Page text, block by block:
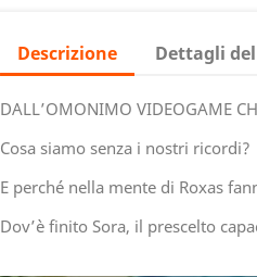
Descrizione Dettagli
DALL’OMONIMO VIDEOGAME
Cosa siamo senza i nostri ricordi?
E perché nella mente di Roxas
Dov’è finito Sora, il prescelto